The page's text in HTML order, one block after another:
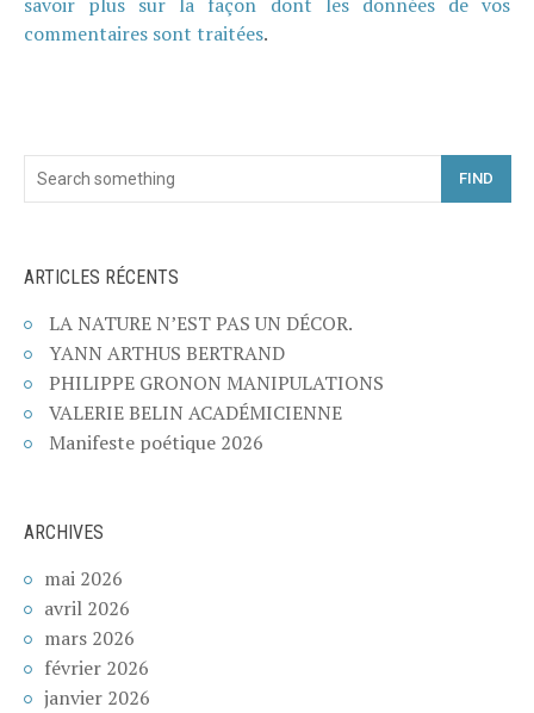
commentaires sont traitées.
FIND
ARTICLES RÉCENTS
LA NATURE N’EST PAS UN DÉCOR.
YANN ARTHUS BERTRAND
PHILIPPE GRONON MANIPULATIONS
VALERIE BELIN ACADÉMICIENNE
Manifeste poétique 2026
ARCHIVES
mai 2026
avril 2026
mars 2026
février 2026
janvier 2026